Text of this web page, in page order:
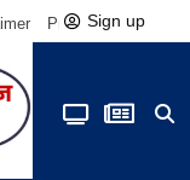
Privacy Policy
Sign up